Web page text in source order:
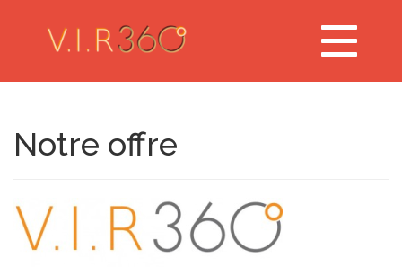
Toggle
navigation
Notre offre